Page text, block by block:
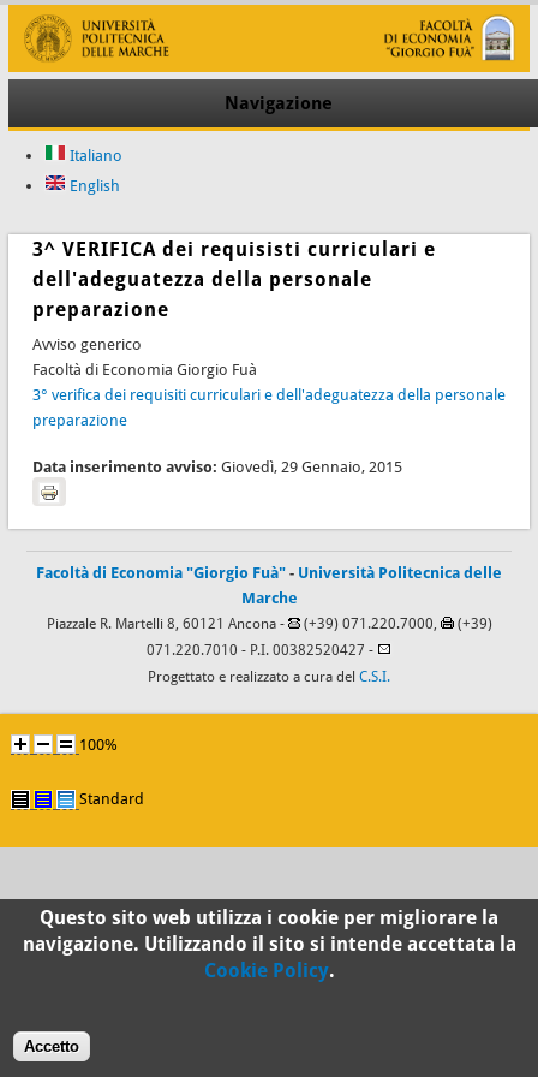
Navigazione
Italiano
English
3^ VERIFICA dei requisisti curriculari e
dell'adeguatezza della personale
preparazione
Avviso generico
Facoltà di Economia Giorgio Fuà
3° verifica dei requisiti curriculari e dell'adeguatezza della personale
preparazione
Data inserimento avviso: Giovedì, 29 Gennaio, 2015
Facoltà di Economia "Giorgio Fuà" - Università Politecnica delle
Marche
Piazzale R. Martelli 8, 60121 Ancona - (+39) 071.220.7000,
(+39)
071.220.7010 - P.I. 00382520427 -
Progettato e realizzato a cura del C.S.I.
100%
Standard
Questo sito web utilizza i cookie per migliorare la
navigazione. Utilizzando il sito si intende accettata la
Cookie Policy.
Accetto